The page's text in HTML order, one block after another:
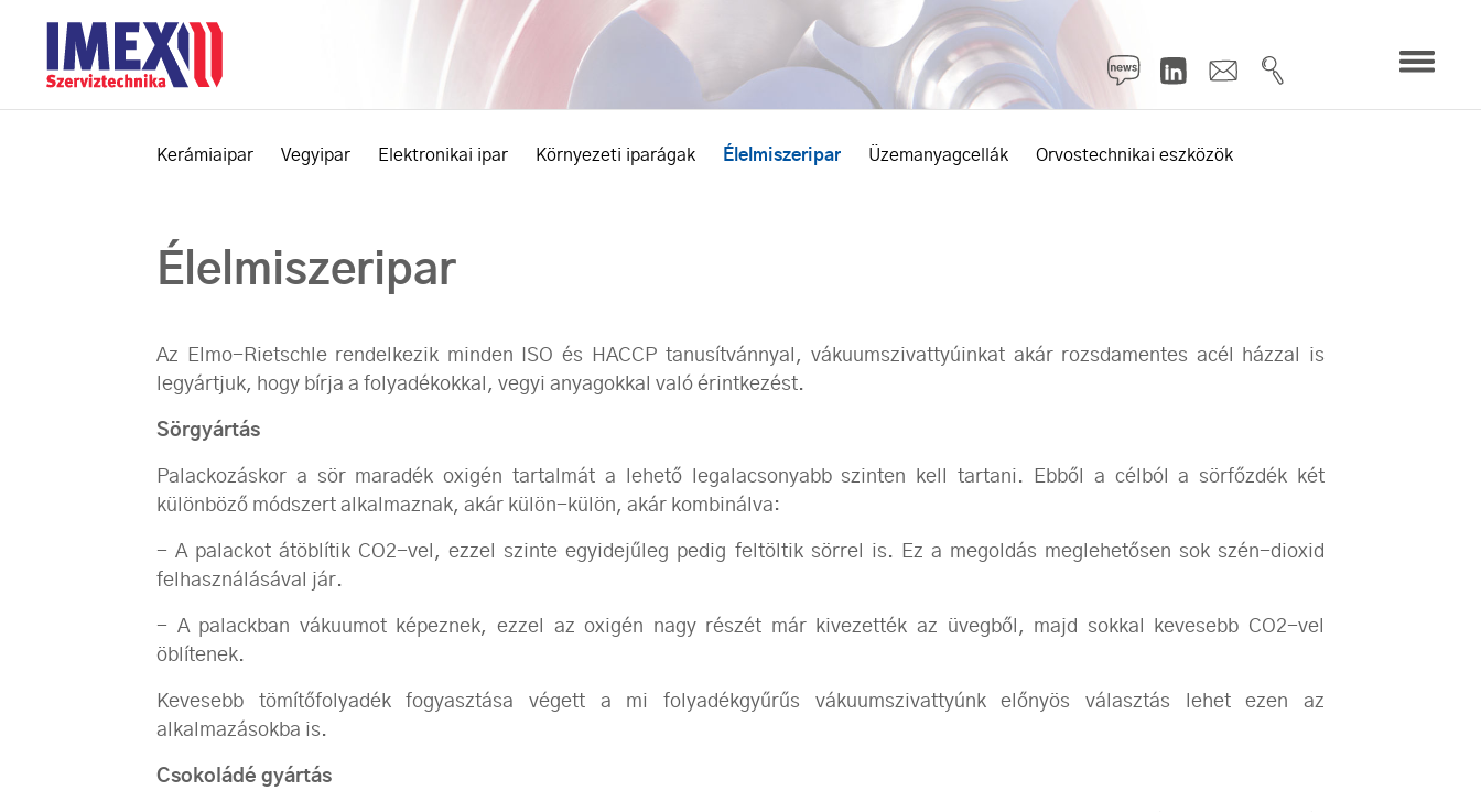
Kerámiaipar Vegyipar Elektronikai ipar Környezeti iparágak Élelmiszeripar Üzemanyagcellák Orvostechnikai eszközök
Élelmiszeripar
Az Elmo-Rietschle rendelkezik minden ISO és HACCP tanusítvánnyal, vákuumszivattyúinkat akár rozsdamentes acél házzal is
legyártjuk, hogy bírja a folyadékokkal, vegyi anyagokkal való érintkezést.
Sörgyártás
Palackozáskor a sör maradék oxigén tartalmát a lehető legalacsonyabb szinten kell tartani. Ebből a célból a sörfőzdék két
különböző módszert alkalmaznak, akár külön-külön, akár kombinálva:
- A palackot átöblítik CO2-vel, ezzel szinte egyidejűleg pedig feltöltik sörrel is. Ez a megoldás meglehetősen sok szén-dioxid
felhasználásával jár.
- A palackban vákuumot képeznek, ezzel az oxigén nagy részét már kivezették az üvegből, majd sokkal kevesebb CO2-vel
öblítenek.
Kevesebb tömítőfolyadék fogyasztása végett a mi folyadékgyűrűs vákuumszivattyúnk előnyös választás lehet ezen az
alkalmazásokba is.
Csokoládé gyártás